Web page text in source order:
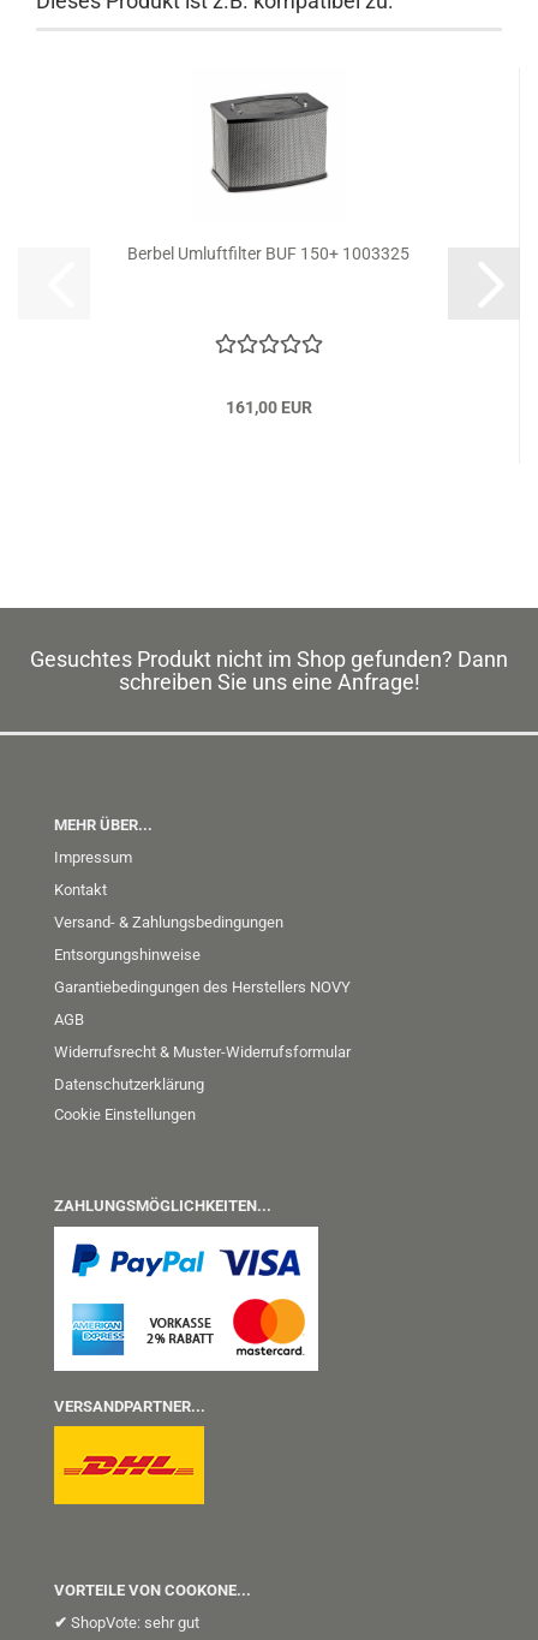
Berbel Umluftfilter BUF 150+ 1003325
161,00 EUR
Gesuchtes Produkt nicht im Shop gefunden? Dann
schreiben Sie uns eine Anfrage!
MEHR ÜBER...
Impressum
Kontakt
Versand- & Zahlungsbedingungen
Entsorgungshinweise
Garantiebedingungen des Herstellers NOVY
AGB
Widerrufsrecht & Muster-Widerrufsformular
Datenschutzerklärung
Cookie Einstellungen
ZAHLUNGSMÖGLICHKEITEN...
VERSANDPARTNER...
VORTEILE VON COOKONE...
✔ ShopVote: sehr gut